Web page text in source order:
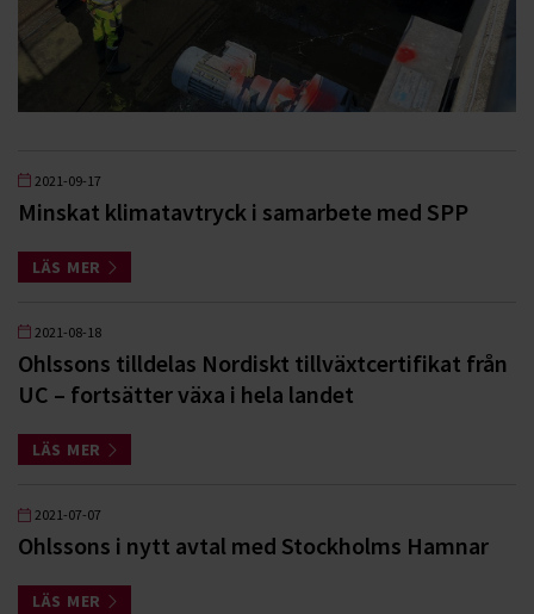
2021-09-17
Minskat klimatavtryck i samarbete med SPP
LÄS MER
2021-08-18
Ohlssons tilldelas Nordiskt tillväxtcertifikat från
UC – fortsätter växa i hela landet
LÄS MER
2021-07-07
Ohlssons i nytt avtal med Stockholms Hamnar
LÄS MER